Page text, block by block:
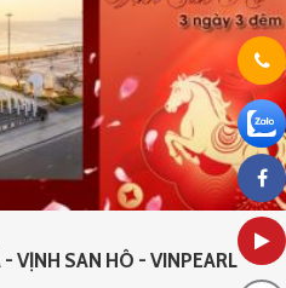
VỊNH SAN HÔ - VINPEARL